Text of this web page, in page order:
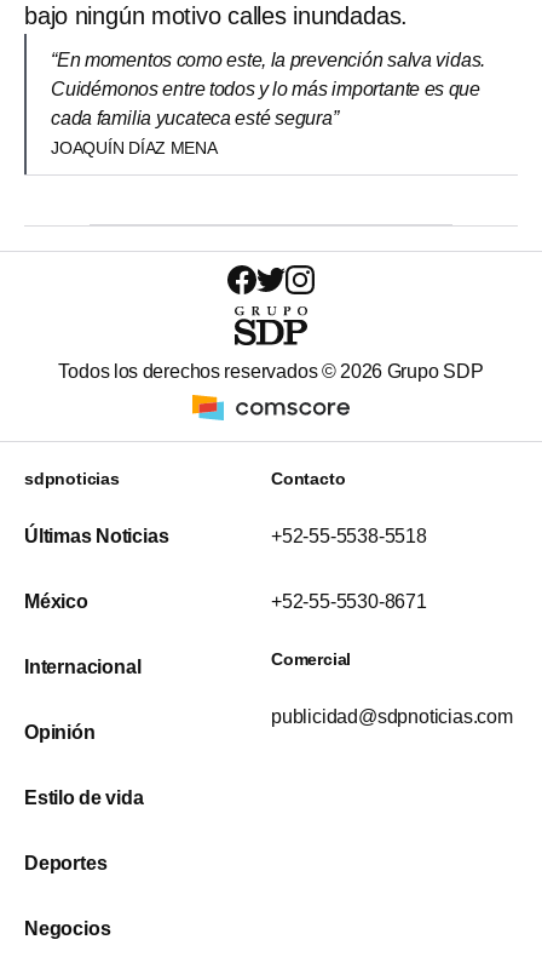
bajo ningún motivo calles inundadas.
“En momentos como este, la prevención salva vidas.
Cuidémonos entre todos y lo más importante es que
cada familia yucateca esté segura”
JOAQUÍN DÍAZ MENA
Todos los derechos reservados © 2026 Grupo SDP
sdpnoticias
Últimas Noticias
México
Internacional
Opinión
Estilo de vida
Deportes
Negocios
Contacto
+52-55-5538-5518
+52-55-5530-8671
Comercial
publicidad@sdpnoticias.com